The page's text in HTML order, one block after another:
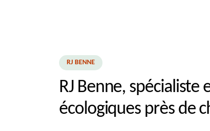
RJ BENNE
RJ Benne,
écologiques près de